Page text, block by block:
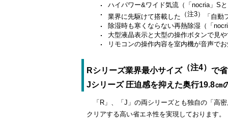
ハイパワー&ワイド気流（「nocria」S
業界に先駆けて搭載した （注3）
「自
除湿時も寒くならない再熱除湿（「
大型液晶表示と大型の操作ボタンで見
リモコンの操作内容を室内機が音声で
Rシリーズ業界最小サイズ（注4） で
Jシリーズ 圧迫感を抑えた奥行19.8㎝
「R」、「J」の両シリーズとも独自の「高
クリアする高い省エネ性を実現しております。